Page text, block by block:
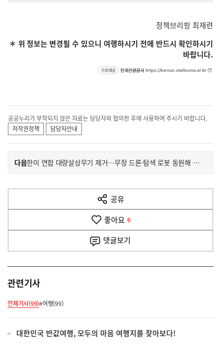
정책브리핑 최재련
＊ 위 정보는 변경될 수 있으니 여행하시기 전에 반드시 확인하시기
바랍니다.
공공누리가 부착되지 않은 자료는 담당자와 협의한 후에 사용하여 주시기 바랍니다.
저작권정책
담당자안내
이
전
다
음
다음기
사
한미 연합 대량살상무기 제거…무장 드론·탐색 로봇 동원해 임무 완수!
공유
열
기
좋아요 6
댓글보기
관련기사
전체기사(99)#여행(99)
대한민국 반값여행, 모두의 마음 여행지를 찾아보다!